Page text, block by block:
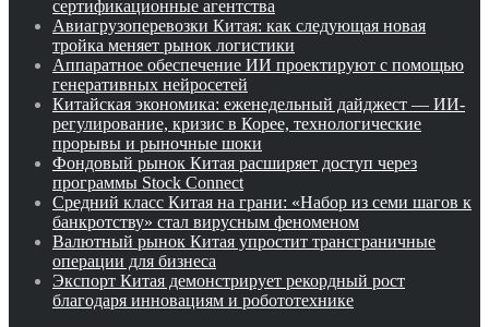
сертификационные агентства
Авиагрузоперевозки Китая: как следующая новая
тройка меняет рынок логистики
Аппаратное обеспечение ИИ проектируют с помощью
генеративных нейросетей
Китайская экономика: еженедельный дайджест — ИИ-
регулирование, кризис в Корее, технологические
прорывы и рыночные шоки
Фондовый рынок Китая расширяет доступ через
программы Stock Connect
Средний класс Китая на грани: «Набор из семи шагов к
банкротству» стал вирусным феноменом
Валютный рынок Китая упростит трансграничные
операции для бизнеса
Экспорт Китая демонстрирует рекордный рост
благодаря инновациям и робототехнике